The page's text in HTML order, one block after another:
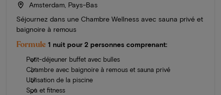
Amsterdam, Pays-Bas
Séjournez dans une Chambre Wellness avec sauna privé et
baignoire à remous
Formule 1 nuit pour 2 personnes comprenant:
Petit-déjeuner buffet avec bulles
Chambre avec baignoire à remous et sauna privé
Utilisation de la piscine
Spa et fitness